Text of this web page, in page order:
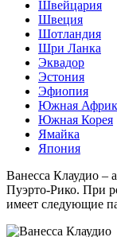
Швейцария
Швеция
Шотландия
Шри Ланка
Эквадор
Эстония
Эфиопия
Южная
Южная Корея
Ямайка
Япония
Ванесса Клаудио –
Пуэрто-Рико. При
имеет следующие